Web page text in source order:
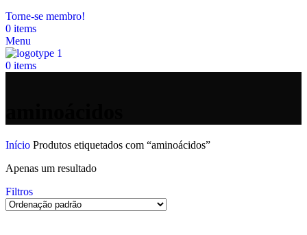
Torne-se membro!
0 items
Menu
0 items
Início Produtos etiquetados com “aminoácidos”
Apenas um resultado
Filtros